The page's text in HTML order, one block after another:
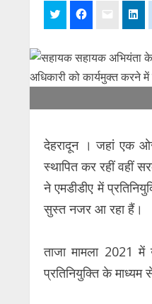
देहरादून । जहां एक
स्थापित कर रहीं वहीं
ने एमडीडीए में
सुस्त नजर आ रहा हैं।
ताजा मामला 2021
प्रतिनियुक्ति के